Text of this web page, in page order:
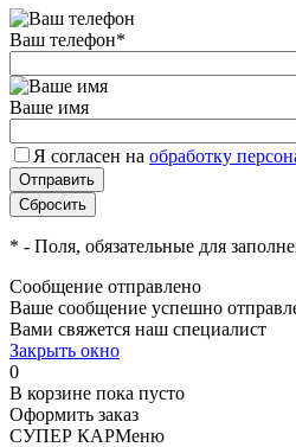
Ваш телефон*
Ваше имя
Я согласен на обработку
* - Поля, обязательные для
Сообщение отправлено
Ваше сообщение успешно
Вами свяжется наш специалист
Закрыть окно
0
В корзине пока пусто
Оформить заказ
СУПЕР КАРМеню